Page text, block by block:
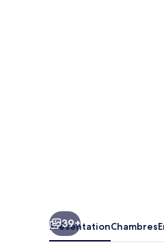
39+
PrésentationChambres